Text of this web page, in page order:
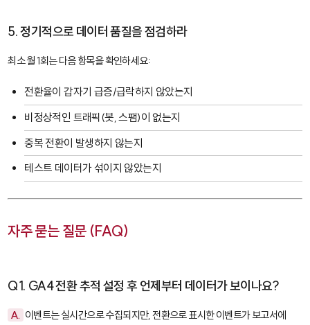
5. 정기적으로 데이터 품질을 점검하라
최소 월 1회는 다음 항목을 확인하세요:
전환율이 갑자기 급증/급락하지 않았는지
비정상적인 트래픽(봇, 스팸)이 없는지
중복 전환이 발생하지 않는지
테스트 데이터가 섞이지 않았는지
자주 묻는 질문 (FAQ)
Q1. GA4 전환 추적 설정 후 언제부터 데이터가 보이나요?
A. 이벤트는 실시간으로 수집되지만, 전환으로 표시한 이벤트가 보고서에